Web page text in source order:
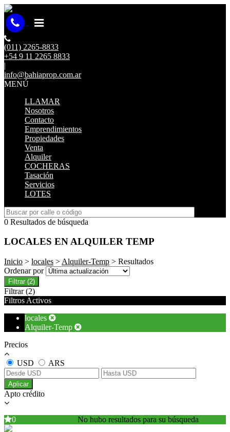
(011) 2265-8833
+54 9 11 2265 8833
|
info@bahiaprop.com.ar
MENÚ
LLAMAR
Nosotros
Contacto
Emprendimientos
Propiedades
Venta
Alquiler
COCHERAS
Tasación
Servicios
LOTES
0 Resultados de búsqueda
LOCALES EN ALQUILER TEMP
Inicio > locales > Alquiler-Temp > Resultados
Ordenar por
Filtrar (2)
Filtrar (2)
Filtros Activos
locales
Alquiler-Temp
Precios
USD ARS
Aplicar
Apto crédito
No hubo resultados para su búsqueda
0